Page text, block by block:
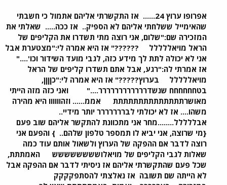
אפרופו ערוץ 24......
אז התקשרתי אליהם אתמול כי חשבתי
שהאימייל ששלחתי אליהם לא הספיק.. אז ככה..... שאלתי את
המזכירה שם:"שלום, אני רוצה מתי תשדרו את הקליפים של
הראל מויאללללל
??????" אז היא אמרה לי:"מצטערת אבל
אני לא יכולה לתת לך מידע כזה, לגבי מועד השידור וכו'...."
אז אמרתי לה:"רגע, אבל אתם תשדרו קליפים של הראל
מויאללללל
בערוץ?????" אז היא אמרה לי:"כןןןן,
בטחחחחחח שנשדרררררררררררר...."
ואני כזה מזה הייתי
מאושרתתתתתתתתתתתתתת
אממ...... וזהוווווו היא מהירה
משהו.... אז לא יכולתי לבררררררר יותר מידיי..
אבללללל........מחר אני מתכוונת להתקשר אליהם שוב פעם
{מי שרוצה, אני יביא לו תמספר טלפון שלהם.. } והפעם אני
רוצה לדבר אם ההפקה של הערוץ ולשאול אותם עוד כמה
שאלות לגבי הקליפים של מויאלושששששששש
האמתתת,
שכל פעם שהתקשרתי אליהם אז ניסיתי לדבר אם ההפקה אבל
לא הייתה שם תשובה אז נאלצתי להסתפקקקק